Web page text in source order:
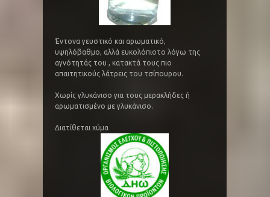
Έντονα γευστικό και αρωματικό,
υψηλόβαθμο, αλλά ευκολόπιοτο λόγω της
αγνότητάς του , κατακτά τους πιο
απαιτητικούς λάτρεις του τσίπουρου.
Χωρίς γλυκάνισο για τους μερακλήδες ή
αρωματισμένο με γλυκάνισο.
Διατίθεται χύμα